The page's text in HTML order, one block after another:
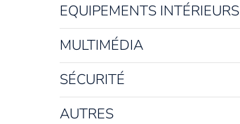
EQUIPEMENTS INTÉRIEURS
MULTIMÉDIA
SÉCURITÉ
AUTRES